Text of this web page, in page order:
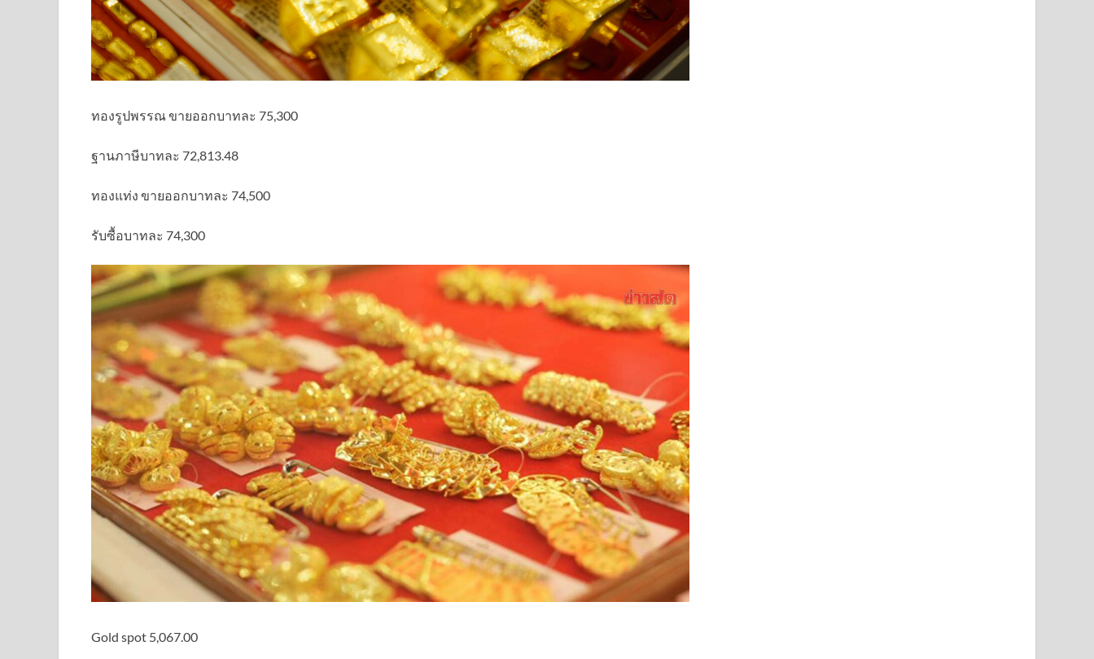
ทองรูปพรรณ ขายออกบาทละ 75,300
ฐานภาษีบาทละ 72,813.48
ทองแท่ง ขายออกบาทละ 74,500
รับซื้อบาทละ 74,300
Gold spot 5,067.00